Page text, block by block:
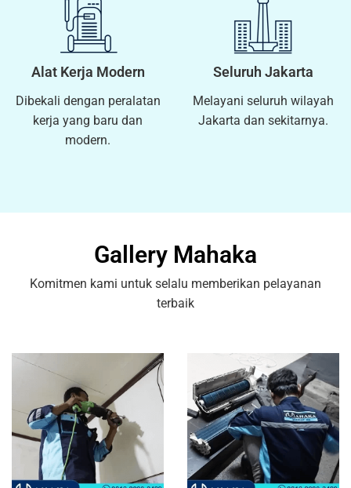
Alat Kerja Modern
Dibekali dengan peralatan
kerja yang baru dan
modern.
Seluruh Jakarta
Melayani seluruh wilayah
Jakarta dan sekitarnya.
Gallery Mahaka
Komitmen kami untuk selalu memberikan pelayanan
terbaik